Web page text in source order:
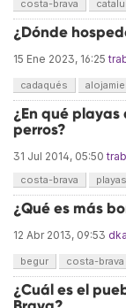
costa-brava
¿Dónde
15 Ene 2023, 16:25
cadaqués
¿En qué
perros?
31 Jul 2014, 05:50
costa-brava playas
¿Qué es más
12 Abr 2013, 09:53
begur costa-brava
¿Cuál es el